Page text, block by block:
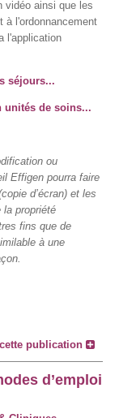
vidéo ainsi que les
à l'ordonnancement
l'application
séjours...
unités de soins...
ou
Effigen pourra faire
d’écran) et les
propriété
fins que de
à une
publication
d’emploi